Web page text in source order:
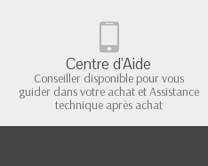
Centre d'Aide
Conseiller disponible pour vous
guider dans votre achat et Assistance
technique après achat